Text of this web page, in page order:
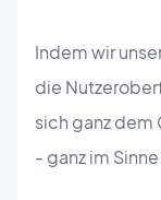
Indem wir
die
sich ganz
- ganz im